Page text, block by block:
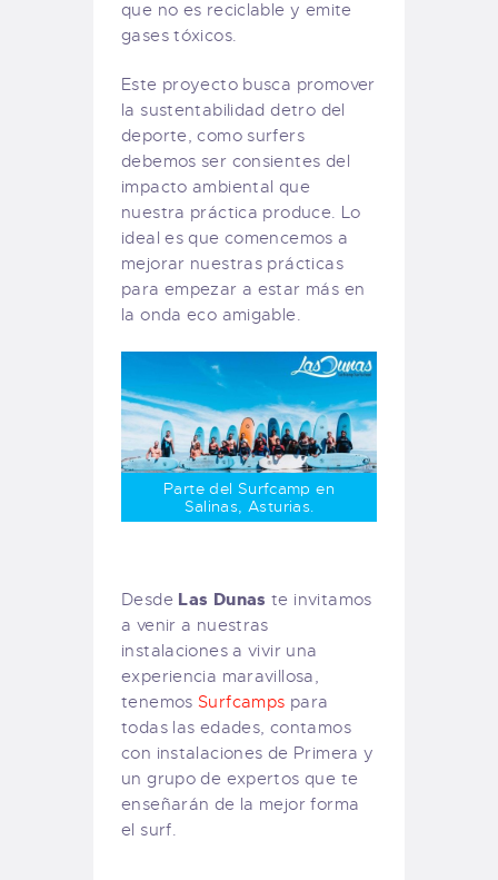
que no es reciclable y emite
gases tóxicos.
Este proyecto busca promover
la sustentabilidad detro del
deporte, como surfers
debemos ser consientes del
impacto ambiental que
nuestra práctica produce. Lo
ideal es que comencemos a
mejorar nuestras prácticas
para empezar a estar más en
la onda eco amigable.
Parte del Surfcamp en
Salinas, Asturias.
Desde Las Dunas te invitamos
a venir a nuestras
instalaciones a vivir una
experiencia maravillosa,
tenemosSurfcamps para
todas las edades, contamos
con instalaciones de Primera y
un grupo de expertos que te
enseñarán de la mejor forma
el surf.